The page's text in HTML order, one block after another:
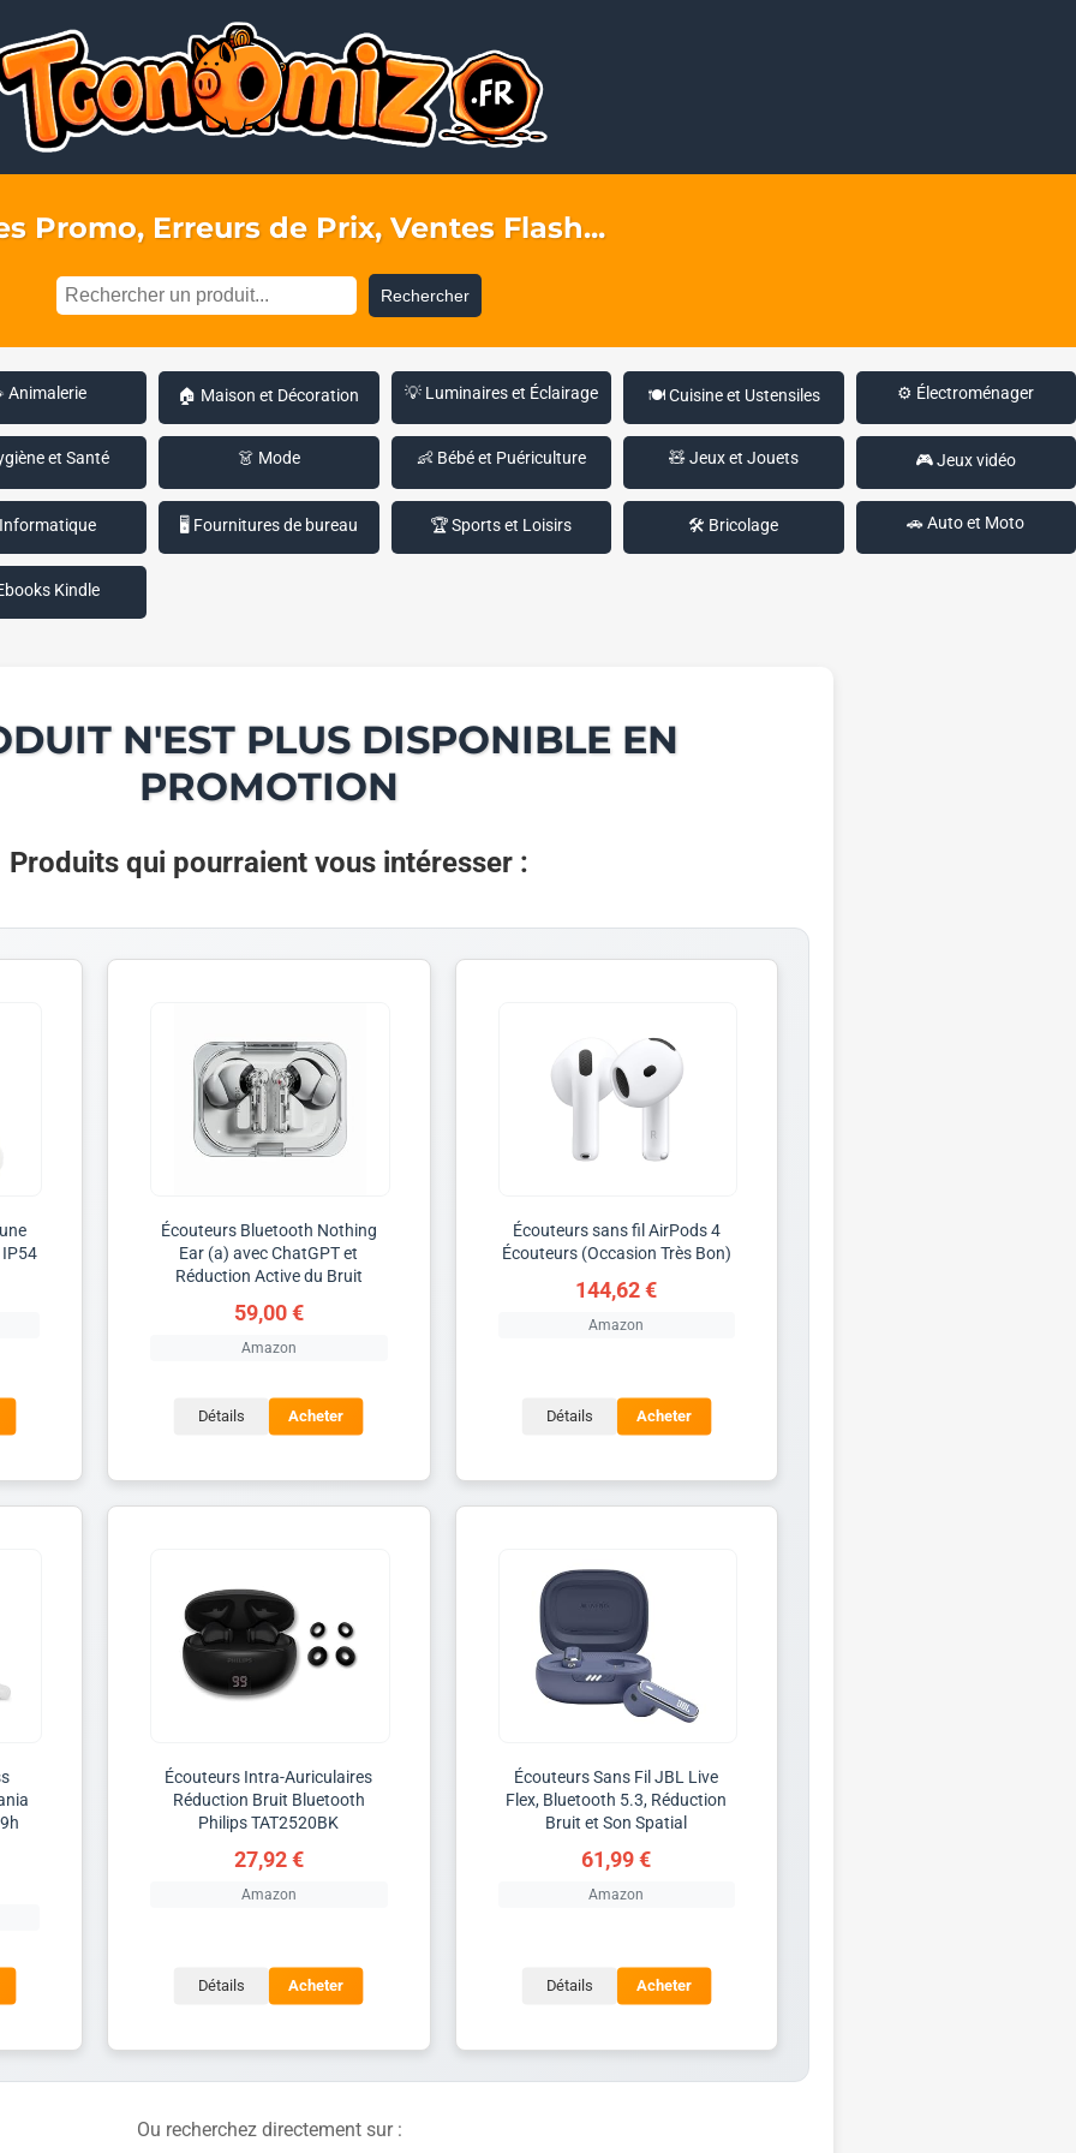
Promo, Erreurs de Prix, Ventes Flash...
Rechercher
Animalerie 🏠 Maison et Décoration 💡 Luminaires et Éclairage 🍽️ Cuisine et Ustensiles ⚙️ Électroménager
et Santé 👗 Mode 👶 Bébé et Puériculture 🧸 Jeux et Jouets 🎮 Jeux vidéo
🖥️ Fournitures de bureau 🏆 Sports et Loisirs 🛠️ Bricolage 🚗 Auto et Moto
Kindle
N'EST PLUS DISPONIBLE EN
PROMOTION
Produits qui pourraient vous intéresser :
IP54
Écouteurs Bluetooth Nothing
Ear (a) avec ChatGPT et
Réduction Active du Bruit
59,00 €
Amazon
Détails Acheter
Écouteurs sans fil AirPods 4
Écouteurs (Occasion Très Bon)
144,62 €
Amazon
Détails Acheter
Écouteurs Intra-Auriculaires
Réduction Bruit Bluetooth
Philips TAT2520BK
27,92 €
Amazon
Détails Acheter
Écouteurs Sans Fil JBL Live
Flex, Bluetooth 5.3, Réduction
Bruit et Son Spatial
61,99 €
Amazon
Détails Acheter
Ou recherchez directement sur :